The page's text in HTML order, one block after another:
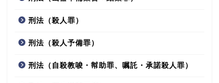
刑法（殺人罪）
刑法（殺人予備罪）
刑法（自殺教唆・幇助罪、嘱託・承諾殺人罪）